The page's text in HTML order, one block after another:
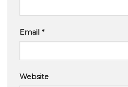
Email *
Website